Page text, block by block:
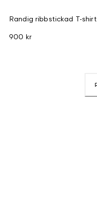
Randig ribbstickad T-shirt
900 kr